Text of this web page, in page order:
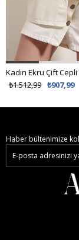
₺907,99
₺1.512,99
Haber bültenimize